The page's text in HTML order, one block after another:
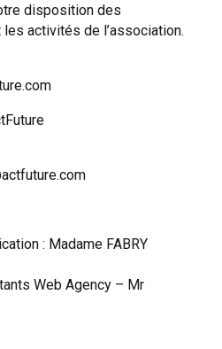
disposition des
activités de l’association.
: Madame FABRY
Web Agency – Mr